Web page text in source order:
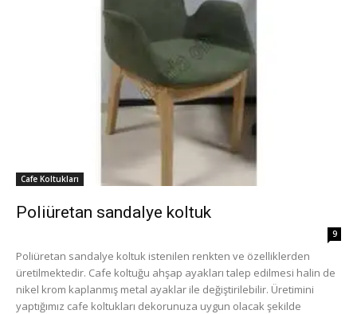
Cafe Koltukları
Poliüretan sandalye koltuk
9
Poliüretan sandalye koltuk istenilen renkten ve özelliklerden
üretilmektedir. Cafe koltuğu ahşap ayakları talep edilmesi halin de
nikel krom kaplanmış metal ayaklar ile değiştirilebilir. Üretimini
yaptığımız cafe koltukları dekorunuza uygun olacak şekilde